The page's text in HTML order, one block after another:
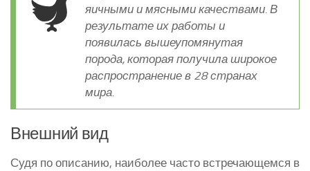
яичными и мясными качествами. В
результате их работы и
появилась вышеупомянутая
порода, которая получила широкое
распространение в 28 странах
мира.
Внешний вид
Судя по описанию, наиболее часто встречающемся в